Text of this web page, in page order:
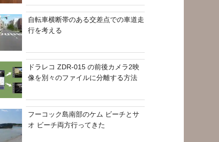
自転車横断帯のある交差点での車道走
行を考える
ドラレコ ZDR-015 の前後カメラ2映
像を別々のファイルに分離する方法
フーコック島南部のケム ビーチとサ
オ ビーチ両方行ってきた